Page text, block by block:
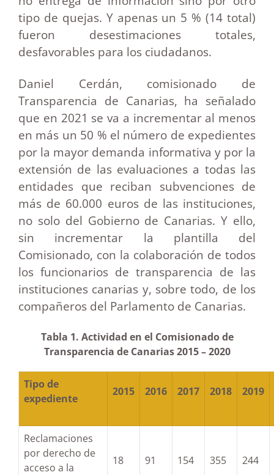
tipo de quejas. Y apenas un 5 % (14 total)
fueron desestimaciones totales,
desfavorables para los ciudadanos.
Daniel Cerdán, comisionado de
Transparencia de Canarias, ha señalado
que en 2021 se va a incrementar al menos
en más un 50 % el número de expedientes
por la mayor demanda informativa y por la
extensión de las evaluaciones a todas las
entidades que reciban subvenciones de
más de 60.000 euros de las instituciones,
no solo del Gobierno de Canarias. Y ello,
sin incrementar la plantilla del
Comisionado, con la colaboración de todos
los funcionarios de transparencia de las
instituciones canarias y, sobre todo, de los
compañeros del Parlamento de Canarias.
Tabla 1. Actividad en el Comisionado de
Transparencia de Canarias 2015 – 2020
Tipo de
expediente
2015 2016 2017 2018 2019
Reclamaciones
por derecho de
acceso a la
18 91 154 355 244